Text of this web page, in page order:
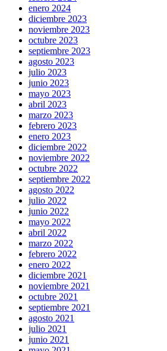
enero 2024
diciembre 2023
noviembre 2023
octubre 2023
septiembre 2023
agosto 2023
julio 2023
junio 2023
mayo 2023
abril 2023
marzo 2023
febrero 2023
enero 2023
diciembre 2022
noviembre 2022
octubre 2022
septiembre 2022
agosto 2022
julio 2022
junio 2022
mayo 2022
abril 2022
marzo 2022
febrero 2022
enero 2022
diciembre 2021
noviembre 2021
octubre 2021
septiembre 2021
agosto 2021
julio 2021
junio 2021